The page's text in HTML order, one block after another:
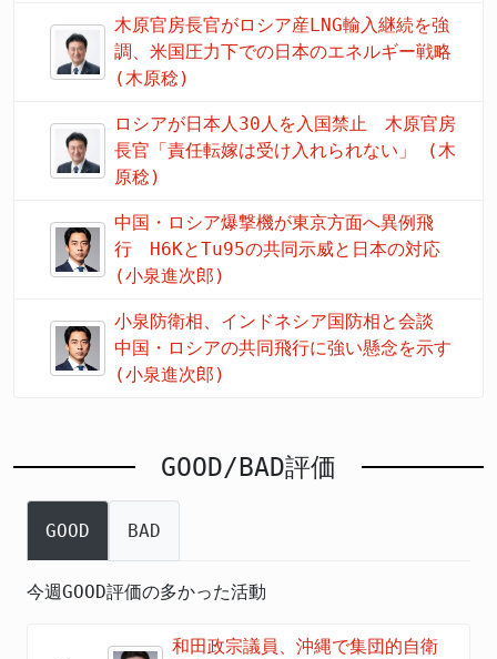
木原官房長官がロシア産LNG輸入継続を強
調、米国圧力下での日本のエネルギー戦略
(木原稔)
ロシアが日本人30人を入国禁止 木原官房
長官「責任転嫁は受け入れられない」 (木
原稔)
中国・ロシア爆撃機が東京方面へ異例飛
行 H6KとTu95の共同示威と日本の対応
(小泉進次郎)
小泉防衛相、インドネシア国防相と会談
中国・ロシアの共同飛行に強い懸念を示す
(小泉進次郎)
GOOD/BAD評価
GOOD BAD
今週GOOD評価の多かった活動
和田政宗議員、沖縄で集団的自衛